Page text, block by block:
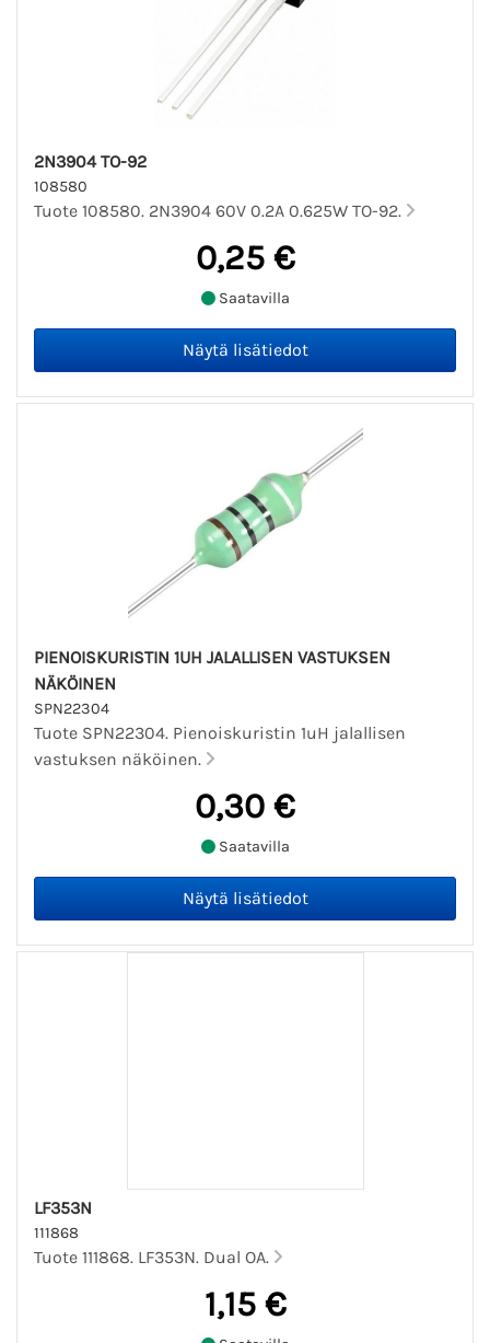
2N3904 TO-92
108580
Tuote 108580. 2N3904 60V 0.2A 0.625W TO-92.
0,25 €
Saatavilla
PIENOISKURISTIN 1UH JALALLISEN VASTUKSEN
NÄKÖINEN
SPN22304
Tuote SPN22304. Pienoiskuristin 1uH jalallisen
vastuksen näköinen.
0,30 €
Saatavilla
LF353N
111868
Tuote 111868. LF353N. Dual OA.
1,15 €